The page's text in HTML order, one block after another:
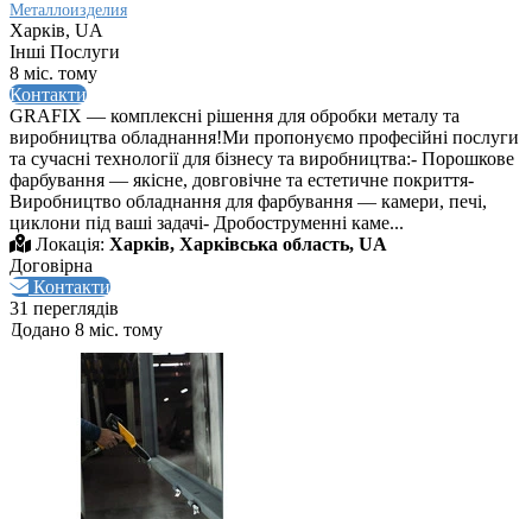
Металлоизделия
Харків, UA
Інші Послуги
8 міс. тому
Контакти
GRAFIX — комплексні рішення для обробки металу та
виробництва обладнання!Ми пропонуємо професійні послуги
та сучасні технології для бізнесу та виробництва:- Порошкове
фарбування — якісне, довговічне та естетичне покриття-
Виробництво обладнання для фарбування — камери, печі,
циклони під ваші задачі- Дробоструменні каме...
Локація: Харків, Харківська область, UA
Договірна
Контакти
31 переглядів
Додано 8 міс. тому